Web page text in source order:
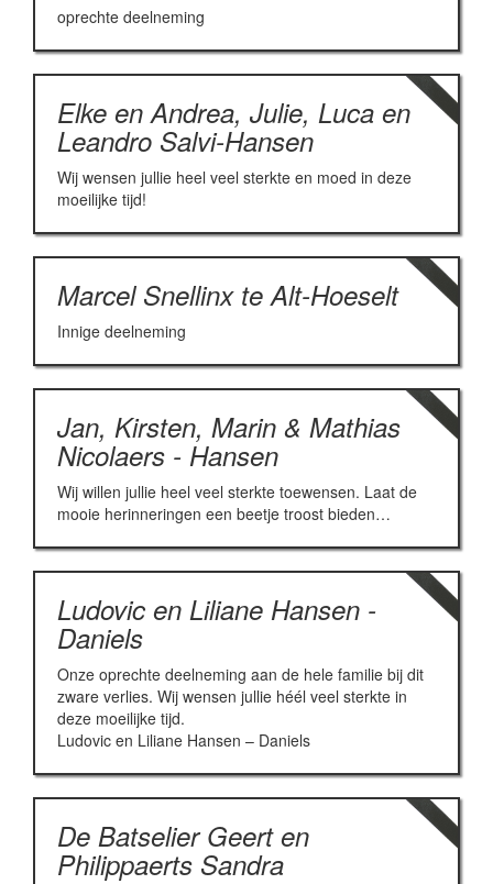
oprechte deelneming
Elke en Andrea, Julie, Luca en
Leandro Salvi-Hansen
Wij wensen jullie heel veel sterkte en moed in deze
moeilijke tijd!
Marcel Snellinx te Alt-Hoeselt
Innige deelneming
Jan, Kirsten, Marin & Mathias
Nicolaers - Hansen
Wij willen jullie heel veel sterkte toewensen. Laat de
mooie herinneringen een beetje troost bieden…
Ludovic en Liliane Hansen -
Daniels
Onze oprechte deelneming aan de hele familie bij dit
zware verlies. Wij wensen jullie héél veel sterkte in
deze moeilijke tijd.
Ludovic en Liliane Hansen – Daniels
De Batselier Geert en
Philippaerts Sandra